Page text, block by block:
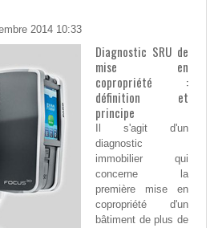
2014 10:33
Diagnostic SRU de
mise en
copropriété :
définition et
principe
Il s'agit d'un
diagnostic
immobilier qui
concerne la
première mise en
copropriété d'un
bâtiment de plus de